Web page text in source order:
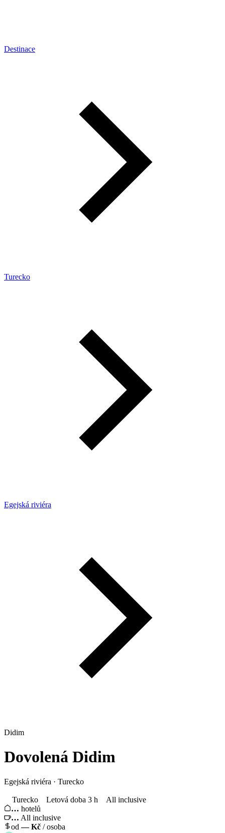
Destinace
Turecko
Egejská riviéra
Didim
Dovolená Didim
Egejská riviéra · Turecko
Turecko Letová doba 3 h
All inclusive
… hotelů
… All inclusive
od—Kč / osoba